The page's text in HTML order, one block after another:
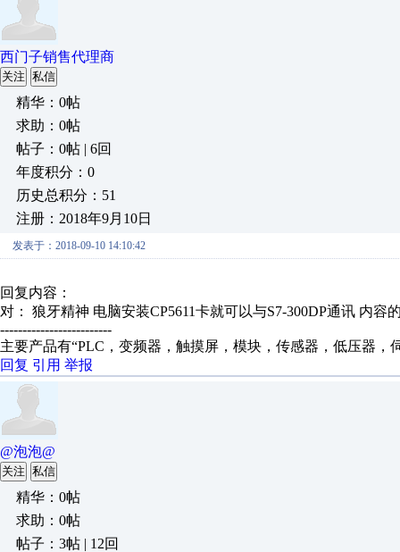
西门子销售代理商
关注 私信
精华：0帖
求助：0帖
帖子：0帖 | 6回
年度积分：0
历史总积分：51
注册：2018年9月10日
发表于：2018-09-10 14:10:42
回复内容：
对： 狼牙精神 电脑安装CP5611卡就可以与S7-300DP通讯 内容
-------------------------
主要产品有“PLC，变频器，触摸屏，模块，传感器，低压器，
回复 引用 举报
@泡泡@
关注 私信
精华：0帖
求助：0帖
帖子：3帖 | 12回